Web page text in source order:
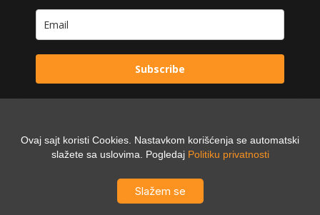
Subscribe
Powered by:
Digilex
Ovaj sajt koristi Cookies. Nastavkom korišćenja se automatski
slažete sa uslovima. Pogledaj Politiku privatnosti
Slažem se